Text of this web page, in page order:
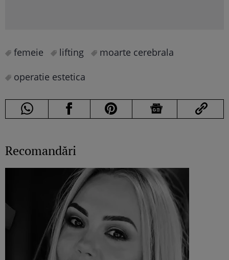
femeie lifting
moarte cerebrala
operatie estetica
Recomandări